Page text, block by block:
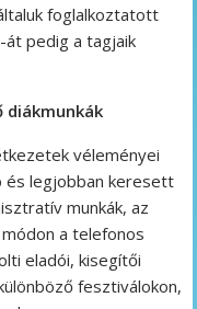
foglalkoztatott
át pedig a tagjaik
véleményei
és legjobban keresett
munkák, az
a telefonos
eladói, kisegítői
fesztiválokon,